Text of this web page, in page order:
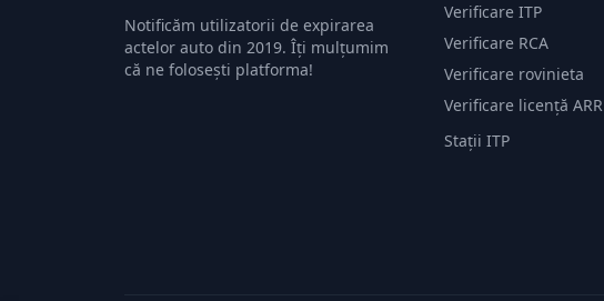
Notificăm utilizatorii de expirarea
actelor auto din 2019. Îți mulțumim
că ne folosești platforma!
Verificare ITP
Verificare RCA
Verificare rovinieta
Verificare licență ARR
Stații ITP